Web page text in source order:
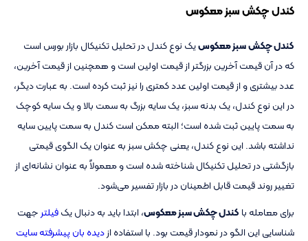
کندل چکش سبز معکوس
کندل چکشسبز معکوسیک نوع کندل در تحلیل تکنیکال بازار بورس است
که در آن قیمت آخرین بزرگتر از قیمت اولین است و همچنین از قیمت آخرین،
عدد بیشتری و از قیمت اولین عدد کمتری را نیز ثبت کرده است. به عبارت دیگر،
در این نوع کندل، یک بدنه سبز، یک سایه بزرگ به سمت بالا و یک سایه کوچک
به سمت پایین ثبت شده است؛ البته ممکن است کندل به سمت پایین سایه
نداشته باشد. این نوع کندل، یعنی چکش سبز به عنوان یک الگوی قیمتی
بازگشتی در تحلیل تکنیکال شناخته شده است و معمولاً به عنوان نشانه‌ای از
تغییر روند قیمت قابل اطمینان در بازار تفسیر می‌شود.
برای معامله با کندل چکش سبز معکوس، ابتدا باید به دنبال یکفیلتر جهت
شناسایی این الگو در نمودار قیمت بود. با استفاده ازدیده بان پیشرفته سایت